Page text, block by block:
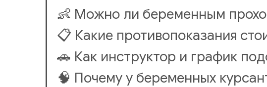
👶 Можно ли беременным
📋 Какие противопоказания
🚗 Как инструктор и график
🧠 Почему у беременных